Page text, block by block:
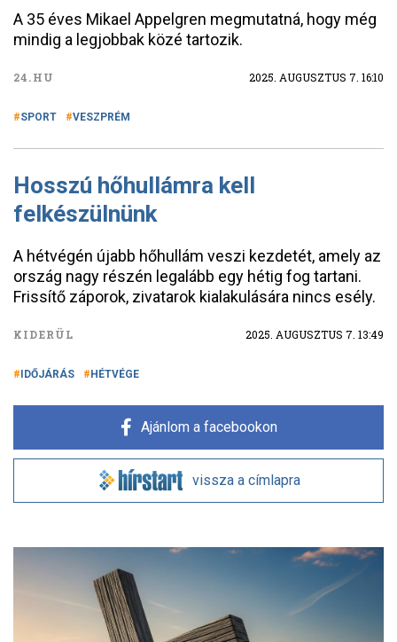
A 35 éves Mikael Appelgren megmutatná, hogy még
mindig a legjobbak közé tartozik.
24.HU 2025. AUGUSZTUS 7. 16:10
SPORT VESZPRÉM
Hosszú hőhullámra kell
felkészülnünk
A hétvégén újabb hőhullám veszi kezdetét, amely az
ország nagy részén legalább egy hétig fog tartani.
Frissítő záporok, zivatarok kialakulására nincs esély.
KIDERÜL 2025. AUGUSZTUS 7. 13:49
IDŐJÁRÁS HÉTVÉGE
Ajánlom a facebookon
vissza a címlapra